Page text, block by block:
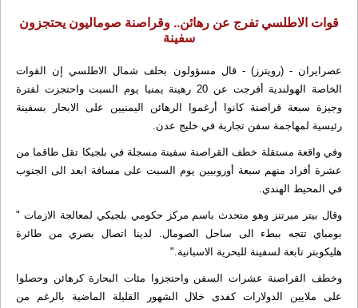
قوات الاطلسي تفرج عن رهائن.. وقراصنة صوماليون يحتجزون
سفينة
عصرایران - (رويترز) - قال مسؤولون بحلف شمال الاطلسي إن القوات
الخاصة الهولندية أفرجت عن 20 رهينة يمنيا يوم السبت واحتجزت لفترة
وجيزة سبعة قراصنة كانوا أرغموا الرهائن اليمنيين على الابحار بسفينة
رئيسية لمهاجمة سفن تجارية في خليج عدن.
وفي واقعة مستقلة خطف القراصنة سفينة مسجلة في بلجيكا تقل طاقما من
عشرة أفراد منهم سبعة أوروبيين يوم السبت على مسافة ابعد الى الجنوب
في المحيط الهندي.
وقال بيتر ميرتنز وهو متحدث باسم مركز حكومي بلجيكي لمعالجة الازمات "
بومباي تتجه ببطء الى ساحل الصومال. لدينا اتصال بصري من طائرة
هليكوبتر تابعة لسفينة للبحرية الاسبانية."
وخطف القراصنة عشرات السفن واحتجزوا مئات البحارة كرهائن وحصلوا
على ملايين الدولارات كفدى خلال الشهور القليلة الماضية بالرغم من